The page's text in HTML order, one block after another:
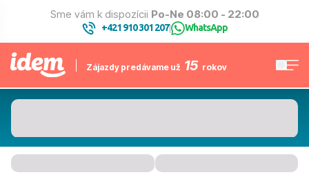
Sme vám k dispozícii Po-Ne 08:00 - 22:00
+421 910 301 207| WhatsApp
Zájazdy predávame už 15 rokov